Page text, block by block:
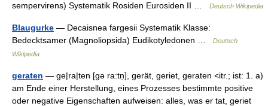
sempervirens) Systematik Rosiden Eurosiden II …
Deutsch Wikipedia
Blaugurke — Decaisnea fargesii Systematik Klasse:
Bedecktsamer (Magnoliopsida) Eudikotyledonen …
Deutsch
Wikipedia
geraten — ge|ra|ten [gə ra:tn̩], gerät, geriet, geraten <itr.; ist: 1. a)
am Ende einer Herstellung, eines Prozesses bestimmte positive
oder negative Eigenschaften aufweisen: alles, was er tat, geriet